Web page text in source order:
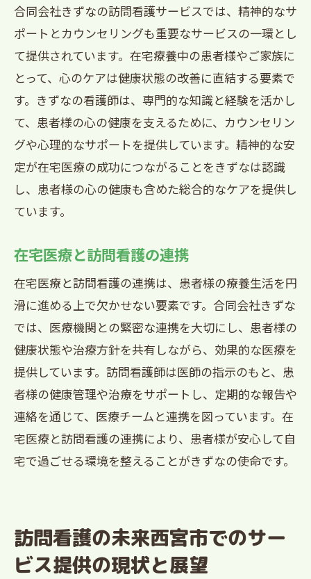
合同会社きずなの訪問看護サービスでは、精神的なサ
ポートとカウンセリングも重要なサービスの一環とし
て提供されています。在宅療養中の患者様やご家族に
とって、心のケアは健康状態の改善に直結する要素で
す。きずなの看護師は、専門的な知識と経験を活かし
て、患者様の心の健康を支えるために、カウンセリン
グや心理的なサポートを提供しています。精神的な安
定が在宅医療の成功につながることをきずなは認識
し、患者様の心の健康も含めた総合的なケアを提供し
ています。
在宅医療と訪問看護の連携
在宅医療と訪問看護の連携は、患者様の療養生活を円
滑に進める上で欠かせない要素です。合同会社きずな
では、医療機関との緊密な連携を大切にし、患者様の
健康状態や治療方針を共有しながら、効果的な医療を
提供しています。訪問看護師は医師の指示のもと、患
者様の健康管理や治療をサポートし、定期的な報告や
連絡を通じて、医療チームと連携を図っています。在
宅医療と訪問看護の連携により、患者様が安心して自
宅で過ごせる環境を整えることがきずなの使命です。
訪問看護の未来西宮市でのサー
ビス提供の現状と展望